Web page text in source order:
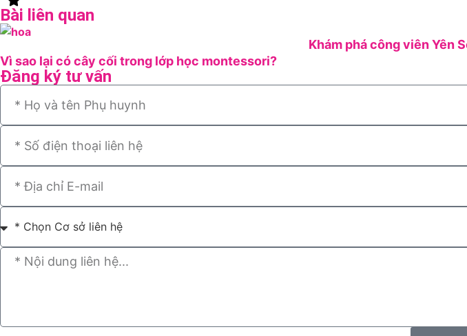
Bài liên quan
Vì sao lại có cây cối trong lớp học montessori?
Khám phá công viên Yên
Đăng ký tư vấn